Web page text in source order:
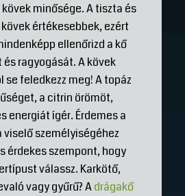
minősége. A tiszta és
értékesebbek, ezért
ellenőrizd a kő
ragyogását. A kövek
se feledkezz meg! A topáz
a citrin örömöt,
energiát ígér. Érdemes a
viselő személyiségéhez
érdekes szempont, hogy
válassz. Karkötő,
vagy gyűrű? Adrágakő